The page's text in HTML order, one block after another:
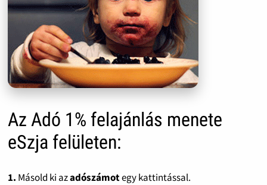
Az Adó 1% felajánlás menete
eSzja felületen:
1. Másold ki azadószámotegy kattintással.